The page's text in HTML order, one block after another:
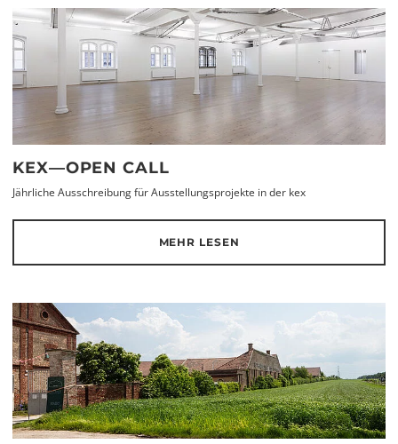
KEX—OPEN CALL
Jährliche Ausschreibung für Ausstellungsprojekte in der kex
MEHR LESEN